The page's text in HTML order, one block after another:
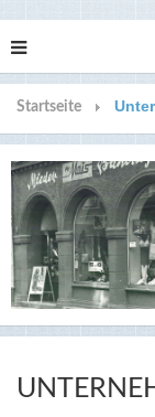
Startseite